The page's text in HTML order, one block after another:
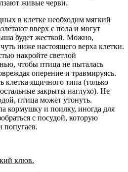
живые черви.
в клетке необходим мягкий
вверх с пола и могут
будет жесткой. Можно,
ниже настоящего верха клетки.
накройте светлой
чтобы птица не пыталась
оперение и травмируясь.
клетка ящичного типа (только
закрыты наглухо). Не
птица может утонуть.
кормушку и поилку, иногда для
с посудой, которую
попугаев.
клюв.